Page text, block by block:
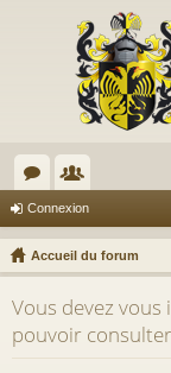
or
u
m
s
e
m
br
es
Connexion
Accueil du forum
Vous devez
pouvoir